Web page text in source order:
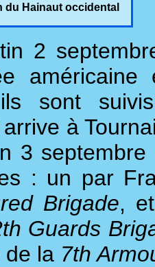
du Hainaut occidental
2
sont
à
3
: un par
Brigade,
Guards
de la 7th